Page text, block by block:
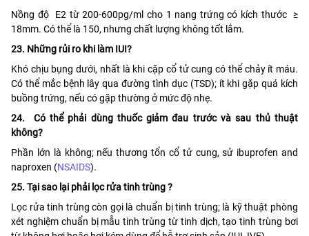
Nồng độ E2 từ 200-600pg/ml cho 1 nang trứng có kích thước ≥
18mm. Có thể là 150, nhưng chất lượng không tốt lắm.
23. Những rủi ro khi làm IUI?
Khó chịu bụng dưới, nhất là khi cặp cổ tử cung có thể chảy ít máu.
Có thể mắc bệnh lây qua đường tình dục (TSD); ít khi gặp quá kích
buồng trứng, nếu có gặp thường ở mức độ nhẹ.
24. Có thể phải dùng thuốc giảm đau trước và sau thủ thuật
không?
Phần lớn là không; nếu thương tổn cổ tử cung, sử ibuprofen and
naproxen (NSAIDS).
25. Tại sao lại phải lọc rửa tinh trùng ?
Lọc rửa tinh trùng còn gọi là chuẩn bị tinh trùng; là kỹ thuật phòng
xét nghiệm chuẩn bị mẫu tinh trùng từ tinh dịch, tạo tinh trùng bơi